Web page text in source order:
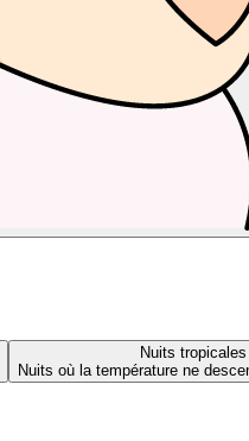
Nuits tropicales
Nuits où la température ne